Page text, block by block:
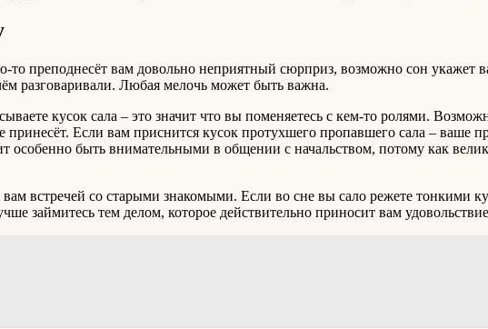
преподнесёт вам довольно неприятный сюрприз, возможно сон укажет
разговаривали. Любая мелочь может быть важна.
кусок сала – это значит что вы поменяетесь с кем-то ролями.
Если вам приснится кусок протухшего пропавшего сала – ваше
быть внимательными в общении с начальством, потому как
встречей со старыми знакомыми. Если во сне вы сало режете тонкими
займитесь тем делом, которое действительно приносит вам